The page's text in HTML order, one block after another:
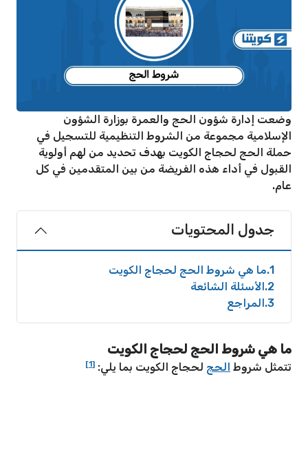
وضعت إدارة شؤون الحج والعمرة بوزارة الشؤون
الإسلامية مجموعة من الشروط التنظيمية للتسجيل في
حملة الحج لحجاج الكويت بهدف تحديد من لهم أولوية
القبول في أداء هذه الفريضة من بين المتقدمين في كل
عام.
جدول المحتويات
1 ما هي شروط الحج لحجاج الكويت
2 الأسئلة الشائعة
3 المراجع
ما هي شروط الحج لحجاج الكويت
تتمثل شروط الحج لحجاج الكويت بما يلي: [1]